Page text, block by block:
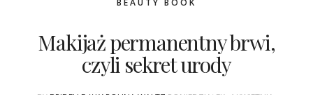
BEAUTY BOOK
Makijaż permanentny brwi,
czyli sekret urody